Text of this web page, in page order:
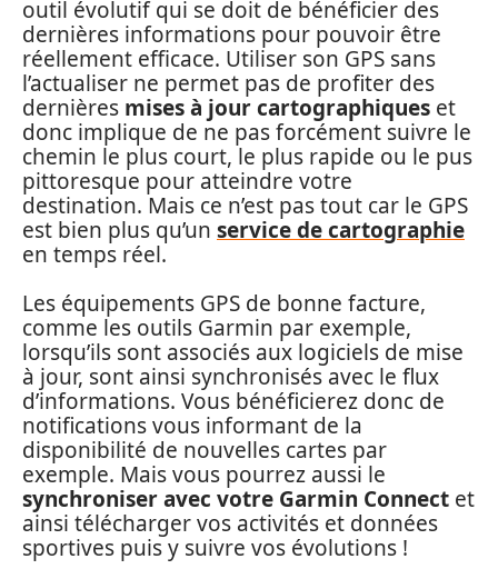
outil évolutif qui se doit de bénéficier des
dernières informations pour pouvoir être
réellement efficace. Utiliser son GPS sans
l’actualiser ne permet pas de profiter des
dernières mises à jour cartographiques et
donc implique de ne pas forcément suivre le
chemin le plus court, le plus rapide ou le pus
pittoresque pour atteindre votre
destination. Mais ce n’est pas tout car le GPS
est bien plus qu’un service de cartographie
en temps réel.
Les équipements GPS de bonne facture,
comme les outils Garmin par exemple,
lorsqu’ils sont associés aux logiciels de mise
à jour, sont ainsi synchronisés avec le flux
d’informations. Vous bénéficierez donc de
notifications vous informant de la
disponibilité de nouvelles cartes par
exemple. Mais vous pourrez aussi le
synchroniser avec votre Garmin Connect et
ainsi télécharger vos activités et données
sportives puis y suivre vos évolutions !